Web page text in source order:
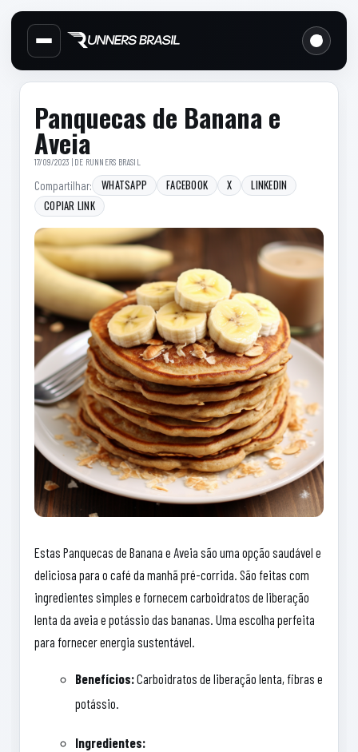
Cabecalho do site
Links
Menu lateral de secoes
Conteudo principal
Conteudo principal
Panquecas de Banana e
Aveia
17/09/2023 | DE RUNNERS BRASIL
Compartilhar: WHATSAPP FACEBOOK X
LINKEDIN
COPIAR LINK
Estas Panquecas de Banana e Aveia são uma opção saudável e
deliciosa para o café da manhã pré-corrida. São feitas com
ingredientes simples e fornecem carboidratos de liberação
lenta da aveia e potássio das bananas. Uma escolha perfeita
para fornecer energia sustentável.
Benefícios:Carboidratos de liberação lenta, fibras e
potássio.
Ingredientes:
Barra lateral